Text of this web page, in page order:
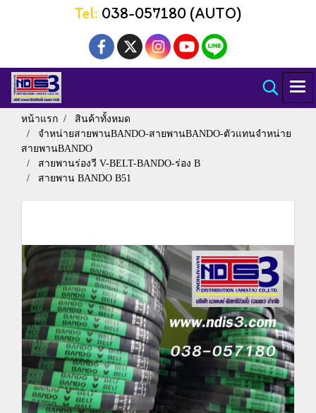
Tel: 038-057180 (AUTO)
หน้าแรก
สินค้าทั้งหมด
จำหน่ายสายพานBANDO-สายพานBANDO-ตัวแทนจำหน่าย
สายพานBANDO
สายพานร่องวี V-BELT-BANDO-ร่อง B
สายพาน BANDO B51